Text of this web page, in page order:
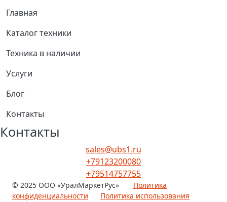
Главная
Каталог техники
Техника в наличии
Услуги
Блог
Контакты
Контакты
sales@ubs1.ru
+79123200080
+79514757755
© 2025 ООО «УралМаркетРус»
Политика
конфиденциальности
Политика использования